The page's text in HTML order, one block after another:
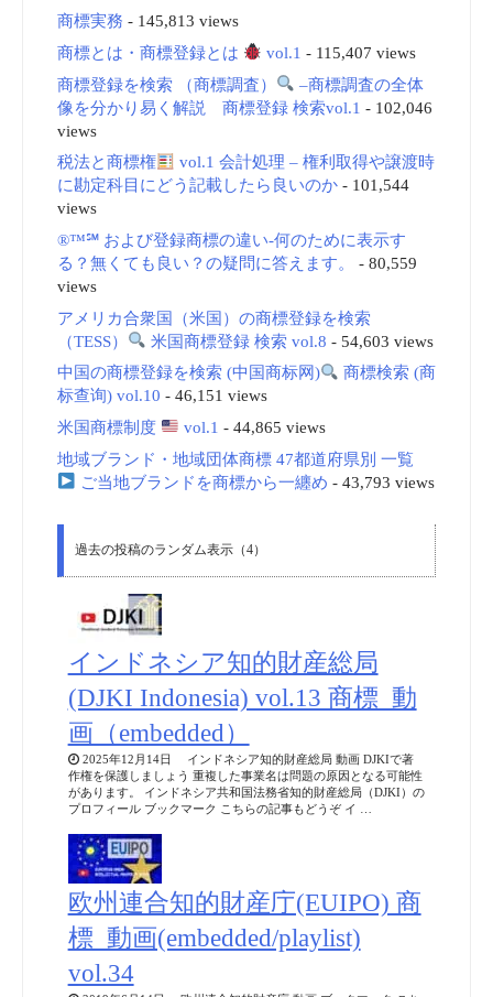
商標実務 - 145,813 views
商標とは・商標登録とは
vol.1 - 115,407 views
商標登録を検索 （商標調査）
–商標調査の全体
像を分かり易く解説 商標登録 検索vol.1 - 102,046
views
税法と商標権
vol.1 会計処理 – 権利取得や譲渡時
に勘定科目にどう記載したら良いのか- 101,544
views
®™℠ および登録商標の違い-何のために表示す
る？無くても良い？の疑問に答えます。
- 80,559
views
アメリカ合衆国（米国）の商標登録を検索
（TESS）
米国商標登録 検索 vol.8 - 54,603 views
中国の商標登録を検索 (中国商标网)
商標検索 (商
标查询) vol.10 - 46,151 views
米国商標制度
vol.1 - 44,865 views
地域ブランド・地域団体商標 47都道府県別 一覧
ご当地ブランドを商標から一纏め - 43,793 views
過去の投稿のランダム表示（4）
インドネシア知的財産総局
(DJKI Indonesia) vol.13 商標_動
画（embedded）
2025年12月14日 インドネシア知的財産総局 動画 DJKIで著
作権を保護しましょう 重複した事業名は問題の原因となる可能性
があります。 インドネシア共和国法務省知的財産総局（DJKI）の
プロフィール ブックマーク こちらの記事もどうぞ イ …
欧州連合知的財産庁(EUIPO) 商
標_動画(embedded/playlist)
vol.34